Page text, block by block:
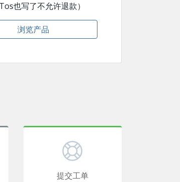
也写了不允许退款）
浏览产品
提交工单